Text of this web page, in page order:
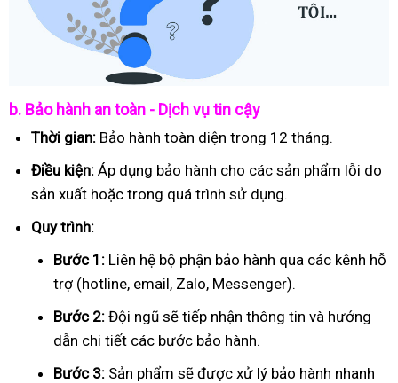
b. Bảo hành an toàn - Dịch vụ tin cậy
Thời gian: Bảo hành toàn diện trong 12 tháng.
Điều kiện: Áp dụng bảo hành cho các sản phẩm lỗi do
sản xuất hoặc trong quá trình sử dụng.
Quy trình:
Bước 1: Liên hệ bộ phận bảo hành qua các kênh hỗ
trợ (hotline, email, Zalo, Messenger).
Bước 2: Đội ngũ sẽ tiếp nhận thông tin và hướng
dẫn chi tiết các bước bảo hành.
Bước 3: Sản phẩm sẽ được xử lý bảo hành nhanh